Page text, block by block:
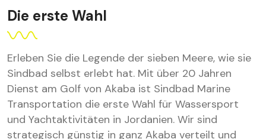
Die erste Wahl
Erleben Sie die Legende der sieben Meere, wie sie
Sindbad selbst erlebt hat. Mit über 20 Jahren
Dienst am Golf von Akaba ist Sindbad Marine
Transportation die erste Wahl für Wassersport
und Yachtaktivitäten in Jordanien. Wir sind
strategisch günstig in ganz Akaba verteilt und